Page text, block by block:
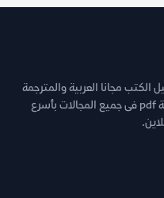
مجانا العربية والمترجمة
والروايات والقصص وغيرها من كتب مجانية pdf فى جميع المجالات بأسرع